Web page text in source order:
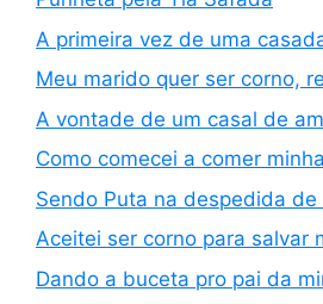
A primeira vez de uma
Meu marido quer ser corno,
A vontade de um casal de
Como comecei a comer
Sendo Puta na despedida de
Aceitei ser corno para salvar
Dando a buceta pro pai da